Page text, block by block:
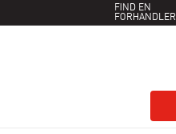
FIND EN
FORHANDLER